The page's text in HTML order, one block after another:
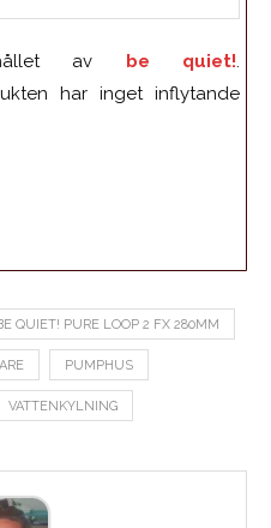
av be quiet!.
har inget inflytande
QUIET! PURE LOOP 2 FX 280MM
PUMPHUS
VATTENKYLNING